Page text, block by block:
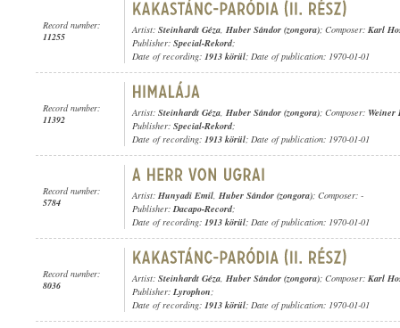
Record number:
11255
Artist: Steinhardt Géza, Huber Sándor (zongora); Composer: Karl
Publisher: Special-Rekord;
Date of recording: 1913 körül; Date of publication: 1970-01-01
Record number:
11392
Artist: Steinhardt Géza, Huber Sándor (zongora); Composer: Weiner
Publisher: Special-Rekord;
Date of recording: 1913 körül; Date of publication: 1970-01-01
Record number:
5784
Artist: Hunyadi Emil, Huber Sándor (zongora); Composer: -
Publisher:Dacapo-Record;
Date of recording: 1913 körül; Date of publication: 1970-01-01
Record number:
8036
Artist: Steinhardt Géza, Huber Sándor (zongora); Composer: Karl
Publisher: Lyrophon;
Date of recording: 1913 körül; Date of publication: 1970-01-01